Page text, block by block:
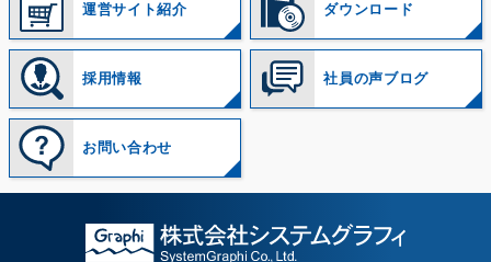
運営サイト紹介 ダウンロード
採用情報 社員の声ブログ
お問い合わせ